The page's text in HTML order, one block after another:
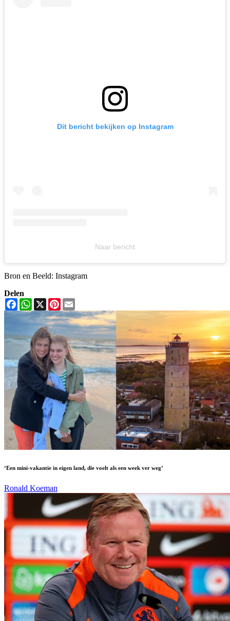
Dit bericht bekijken op Instagram
Naar bericht
Bron en Beeld: Instagram
Delen
FacebookWhatsApp
X Pinterest
‘Een mini-vakantie in eigen land, die voelt als een week ver weg’
Ronald Koeman